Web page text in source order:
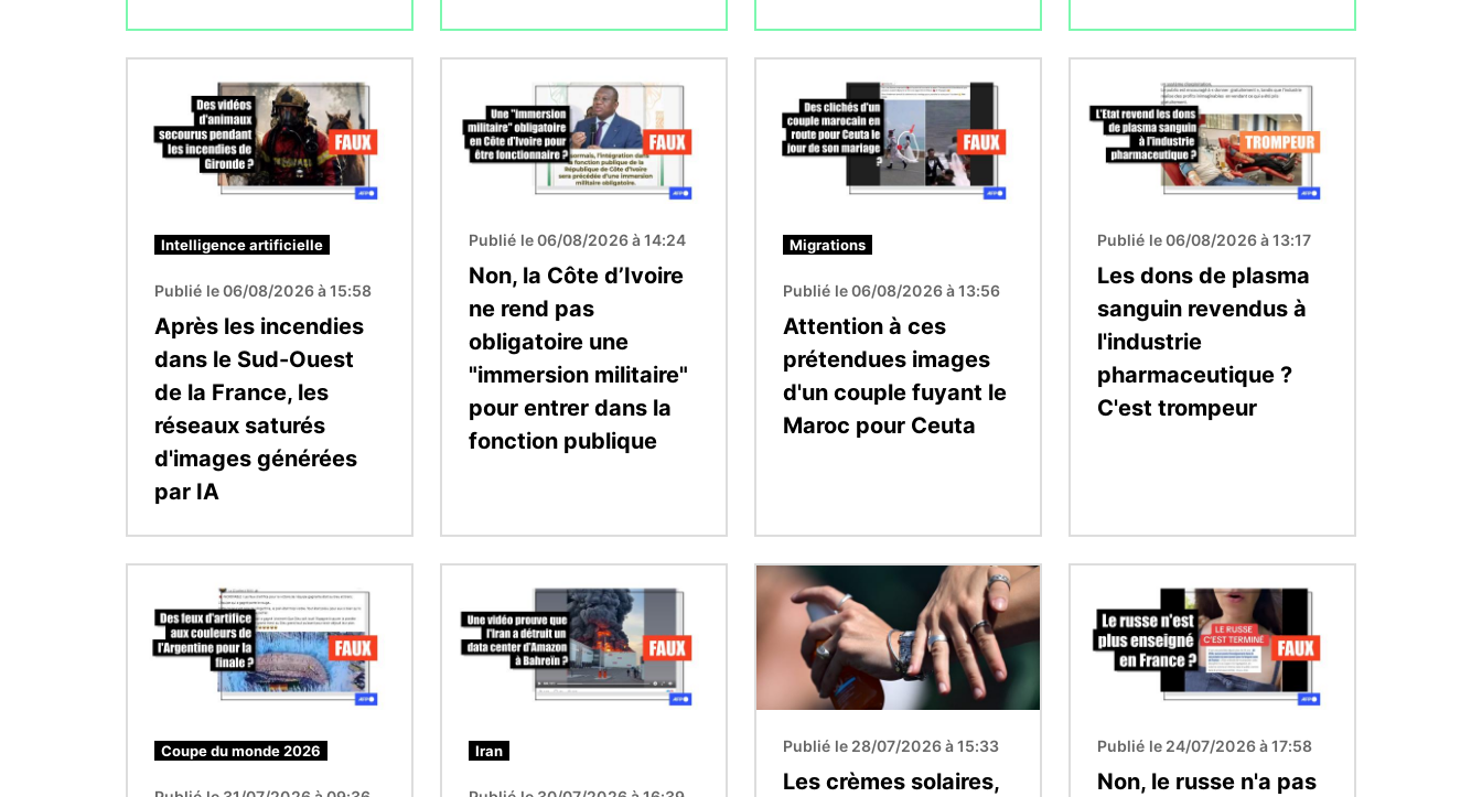
Intelligence artificielle
Publié le 06/08/2026 à 15:58
Après les incendies
dans le Sud-Ouest
de la France, les
réseaux saturés
d'images générées
par IA
Publié le 06/08/2026 à 14:24
Non, la Côte d’Ivoire
ne rend pas
obligatoire une
"immersion militaire"
pour entrer dans la
fonction publique
Migrations
Publié le 06/08/2026 à 13:56
Attention à ces
prétendues images
d'un couple fuyant le
Maroc pour Ceuta
Publié le 06/08/2026 à 13:17
Les dons de plasma
sanguin revendus à
l'industrie
pharmaceutique ?
C'est trompeur
Coupe du monde 2026 Iran
Image
Publié le 28/07/2026 à 15:33
Les crèmes solaires,
Publié le 24/07/2026 à 17:58
Non, le russe n'a pas